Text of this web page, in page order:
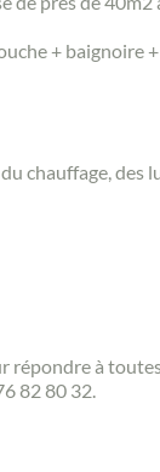
+ baignoire
chauffage, des
à
82 80 32.